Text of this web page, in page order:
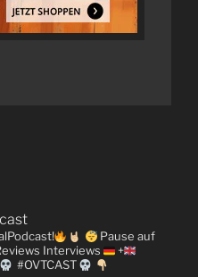
Pause auf
Interviews
+
#OVTCAST